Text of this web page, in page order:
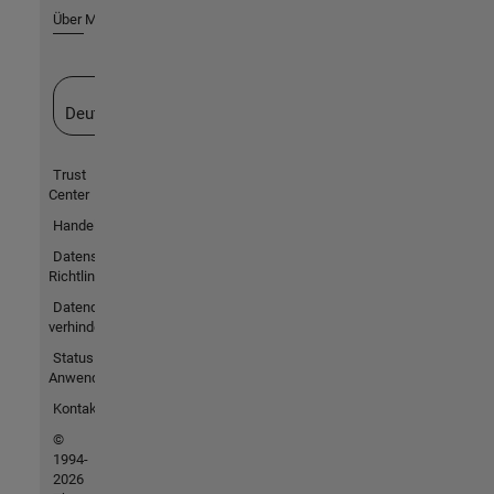
Über MathWorks
Deutschland
Trust
Center
Handelsmarken
Datenschutz-
Richtlinien
Datendiebstahl
verhindern
Status von
Anwendungen
Kontakt
©
1994-
2026